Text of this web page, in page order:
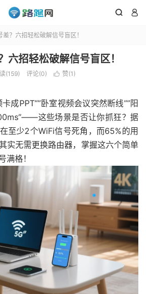
 
差？六招轻松破解信号盲区！
六招轻松破解信号盲区！
(159) 评论(0)  赞(1 )
成PPT””卧室视频会议突然断线””阳
这些场景是否让你抓狂？据
至少2个WiFi信号死角，而65%的用
实无需更换路由器，掌握这六个简单
满格！